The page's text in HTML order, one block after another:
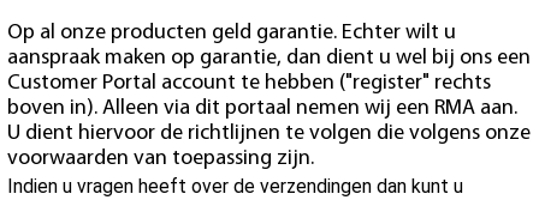
Op al onze producten geld garantie. Echter wilt u
aanspraak maken op garantie, dan dient u wel bij ons een
Customer Portal account te hebben ("register" rechts
boven in). Alleen via dit portaal nemen wij een RMA aan.
U dient hiervoor de richtlijnen te volgen die volgens onze
voorwaarden van toepassing zijn.
Indien u vragen heeft over de verzendingen dan kunt u